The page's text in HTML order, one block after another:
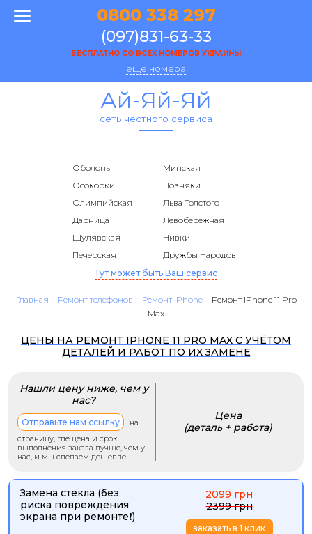
0800 338 297
(097)831-63-33
БЕСПЛАТНО СО ВСЕХ НОМЕРОВ УКРАИНЫ
еще номера
Ай-Яй-Яй
сеть честного сервиса
Оболонь
Минская
Осокорки
Позняки
Олимпийская
Льва Толстого
Дарница
Левобережная
Шулявская
Нивки
Печерская
Дружбы Народов
Тут может быть Ваш сервис
Главная Ремонт телефонов Ремонт iPhone
Ремонт iPhone 11 Pro
Max
ЦЕНЫ НА РЕМОНТ IPHONE 11 PRO MAX С УЧЁТОМ
ДЕТАЛЕЙ И РАБОТ ПО ИХ ЗАМЕНЕ
Нашли цену ниже, чем у
нас?
Отправьте нам ссылку
на
страницу, где цена и срок
выполнения заказа лучше, чем у
нас, и мы сделаем дешевле
Цена
(деталь + работа)
Замена стекла (без
риска повреждения
экрана при ремонте❗)
2099 грн
2399 грн
заказать в 1 клик